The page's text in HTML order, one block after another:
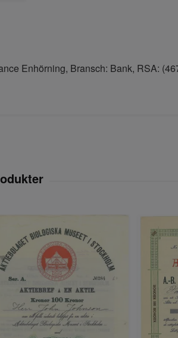
Enhörning, Bransch: Bank, RSA: